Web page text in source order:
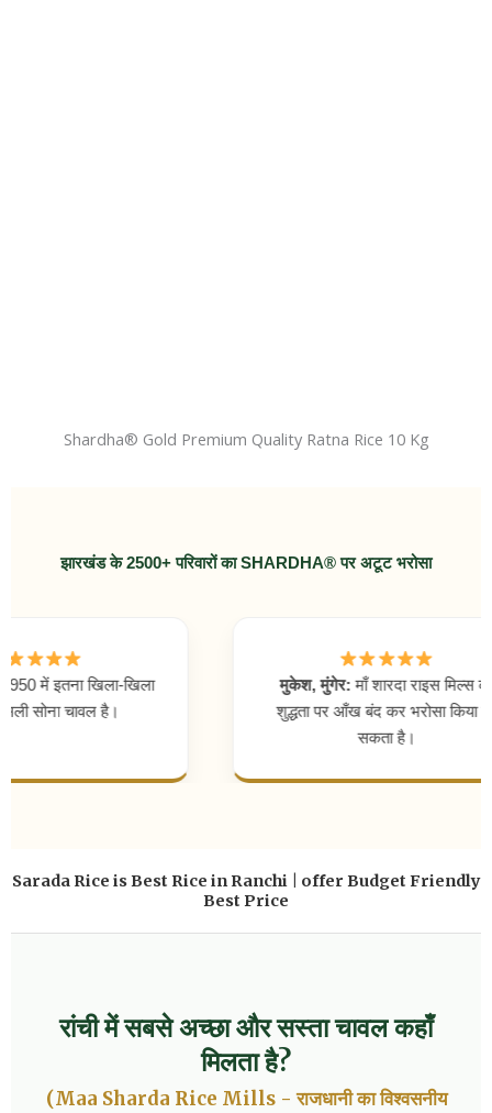
Shardha®️ Gold Premium Quality Ratna Rice 10 Kg
झारखंड के 2500+ परिवारों का SHARDHA® पर अटूट भरोसा
खिला-खिला
है।
मुकेश, मुंगेर:माँ शारदा राइस मिल्स की
शुद्धता पर आँख बंद कर भरोसा किया जा
Sarada Rice is Best Rice in Ranchi | offer Budget Friendly
Best Price
रांची में सबसे अच्छा और सस्ता चावल कहाँ
मिलता है?
(Maa Sharda Rice Mills - राजधानी का विश्वसनीय